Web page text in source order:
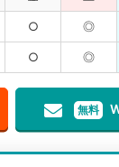
○ ◎
○ ◎
無料